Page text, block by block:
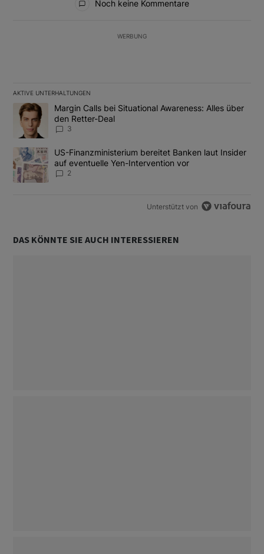
Noch keine Kommentare
WERBUNG
AKTIVE UNTERHALTUNGEN
Das Folgende ist eine Liste der am meisten kommentierten
Ein Trendartikel mit dem Titel "Margin Calls bei Situational
Margin Calls bei Situational Awareness: Alles über
den Retter-Deal
3
Ein Trendartikel mit dem Titel "US-Finanzministerium bereitet
US-Finanzministerium bereitet Banken laut Insider
auf eventuelle Yen-Intervention vor
2
Unterstützt von
DAS KÖNNTE SIE AUCH INTERESSIEREN